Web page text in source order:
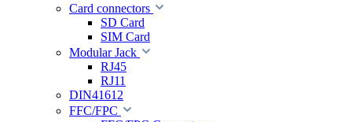
Card connectors
SD Card
SIM Card
Modular Jack
RJ45
RJ11
DIN41612
FFC/FPC